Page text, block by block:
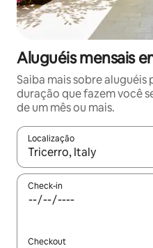
Aluguéis mensais
Saiba mais sobre
duração que fazem você
de um mês ou mais.
Localização
Quando os resultados
Check-in
Checkout